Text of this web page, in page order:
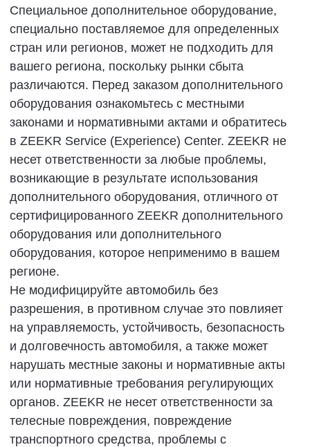
Внимание!
■
■
не удастся своевременно отключить услугу
Утилизация аккумуляторной
батареи.
Не продавайте, не сдавайте в аренду, не
передавайте, не модифицируйте, не снимайте и
не устанавливайте, не извлекайте и не
разрешения. Утилизированные аккумуляторы
питания должны быть утилизированы
уполномоченными агентствами ZEEKR. Прежде
чем утилизировать вышедшую из строя
аккумуляторную батарею, пожалуйста,
обратитесь в ZEEKR Service (Experience) Center
высоковольтной батареи.
Запрещается незаконно сдавать на
аккумуляторные батареи.
Запрещается использовать
аккумуляторную батарею вне автомобиля
или каким-либо образом модифицировать,
разбирать, извлекать или
демонтажировать ее.